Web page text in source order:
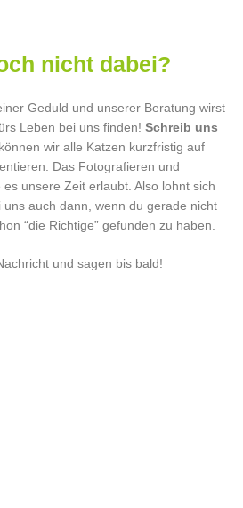
nicht dabei?
Geduld und unserer Beratung wirst
Leben bei uns finden! Schreib uns
wir alle Katzen kurzfristig auf
Das Fotografieren und
unsere Zeit erlaubt. Also lohnt sich
auch dann, wenn du gerade nicht
“die Richtige” gefunden zu haben.
und sagen bis bald!